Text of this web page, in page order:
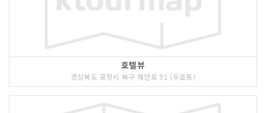
호텔뷰
경상북도 포항시 북구 해안로 91 (두호동)